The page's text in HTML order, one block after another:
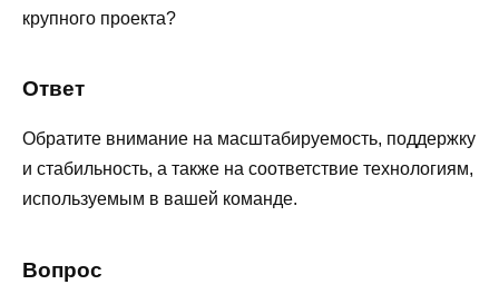
крупного проекта?
Ответ
Обратите внимание на масштабируемость, поддержку
и стабильность, а также на соответствие технологиям,
используемым в вашей команде.
Вопрос